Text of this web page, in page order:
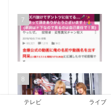
7
8
テレビ ライブ